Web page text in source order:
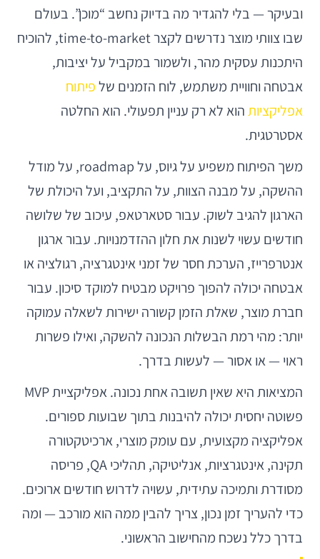
ובעיקר — בלי להגדיר מה בדיוק נחשב “מוכן”. בעולם
שבו צוותי מוצר נדרשים לקצר time-to-market, להוכיח
היתכנות עסקית מהר, ולשמור במקביל על יציבות,
אבטחה וחוויית משתמש, לוח הזמנים שלפיתוח
אפליקציותהוא לא רק עניין תפעולי. הוא החלטה
אסטרטגית.
משך הפיתוח משפיע על גיוס, על roadmap, על מודל
ההשקה, על מבנה הצוות, על התקציב, ועל היכולת של
הארגון להגיב לשוק. עבור סטארטאפ, עיכוב של שלושה
חודשים עשוי לשנות את חלון ההזדמנויות. עבור ארגון
אנטרפרייז, הערכת חסר של זמני אינטגרציה, רגולציה או
אבטחה יכולה להפוך פרויקט מבטיח למוקד סיכון. עבור
חברת מוצר, שאלת הזמן קשורה ישירות לשאלה עמוקה
יותר: מהי רמת הבשלות הנכונה להשקה, ואילו פשרות
ראוי — או אסור — לעשות בדרך.
המציאות היא שאין תשובה אחת נכונה. אפליקציית MVP
פשוטה יחסית יכולה להיבנות בתוך שבועות ספורים.
אפליקציה מקצועית, עם עומק מוצרי, ארכיטקטורה
תקינה, אינטגרציות, אנליטיקה, תהליכי QA, פריסה
מסודרת ותמיכה עתידית, עשויה לדרוש חודשים ארוכים.
כדי להעריך זמן נכון, צריך להבין ממה הוא מורכב — ומה
בדרך כלל נשכח מהחישוב הראשוני.